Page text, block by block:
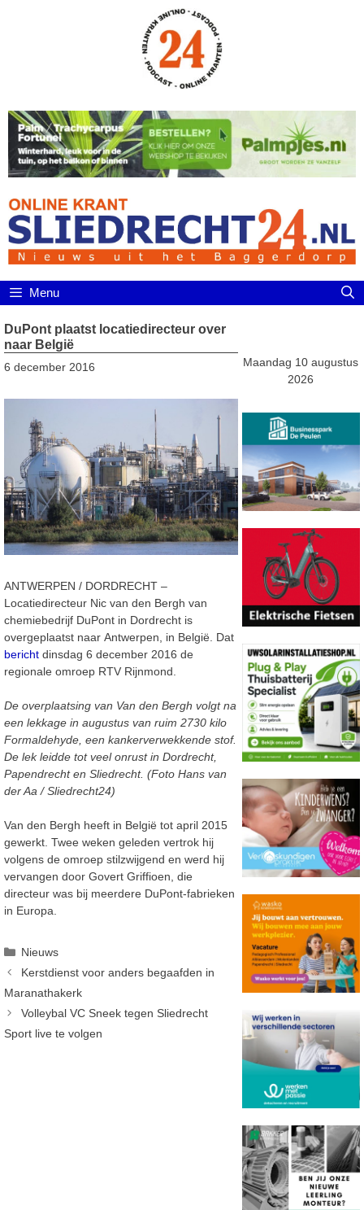
Menu
DuPont plaatst locatiedirecteur over
naar België
6 december 2016
ANTWERPEN / DORDRECHT –
Locatiedirecteur Nic van den Bergh van
chemiebedrijf DuPont in Dordrecht is
overgeplaatst naar Antwerpen, in België. Dat
bericht dinsdag 6 december 2016 de
regionale omroep RTV Rijnmond.
De overplaatsing van Van den Bergh volgt na
een lekkage in augustus van ruim 2730 kilo
Formaldehyde, een kankerverwekkende stof.
De lek leidde tot veel onrust in Dordrecht,
Papendrecht en Sliedrecht. (Foto Hans van
der Aa / Sliedrecht24)
Van den Bergh heeft in België tot april 2015
gewerkt. Twee weken geleden vertrok hij
volgens de omroep stilzwijgend en werd hij
vervangen door Govert Griffioen, die
directeur was bij meerdere DuPont-fabrieken
in Europa.
Categorieën
Nieuws
Kerstdienst voor anders begaafden in
Maranathakerk
Volleybal VC Sneek tegen Sliedrecht
Sport live te volgen
Maandag 10 augustus
2026